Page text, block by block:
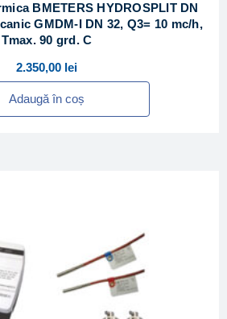
BMETERS HYDROSPLIT DN
GMDM-I DN 32, Q3= 10 mc/h,
Tmax. 90 grd. C
2.350,00 lei
Adaugă în coș